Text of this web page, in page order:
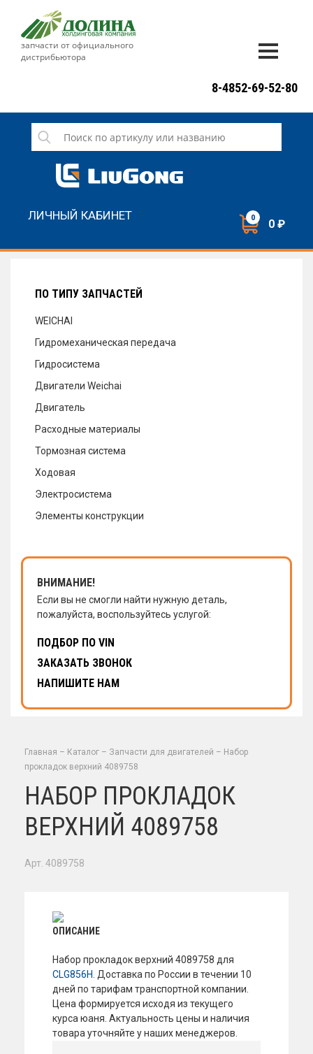
запчасти от официального
дистрибьютора
СЕРВИС
НОВОСТИ
8-4852-69-52-80
ЛИЧНЫЙ КАБИНЕТ 0 0 ₽
ПО ТИПУ ЗАПЧАСТЕЙ
WEICHAI
Гидромеханическая передача
Гидросистема
Двигатели Weichai
Двигатель
Расходные материалы
Тормозная система
Ходовая
Электросистема
Элементы конструкции
ВНИМАНИЕ!
Если вы не смогли найти нужную деталь,
пожалуйста, воспользуйтесь услугой:
ПОДБОР ПО VIN
ЗАКАЗАТЬ ЗВОНОК
НАПИШИТЕ НАМ
Главная – Каталог – Запчасти для двигателей – Набор
прокладок верхний 4089758
НАБОР ПРОКЛАДОК
ВЕРХНИЙ 4089758
Арт. 4089758
ОПИСАНИЕ
Набор прокладок верхний 4089758 для
CLG856H . Доставка по России в течении 10
дней по тарифам транспортной компании.
Цена формируется исходя из текущего
курса юаня. Актуальность цены и наличия
товара уточняйте у наших менеджеров.